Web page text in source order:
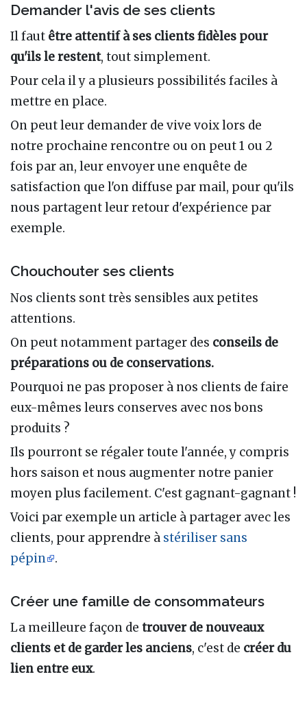
Demander l'avis de ses clients
Il faut être attentif à ses clients fidèles pour
qu'ils le restent, tout simplement.
Pour cela il y a plusieurs possibilités faciles à
mettre en place.
On peut leur demander de vive voix lors de
notre prochaine rencontre ou on peut 1 ou 2
fois par an, leur envoyer une enquête de
satisfaction que l'on diffuse par mail, pour qu'ils
nous partagent leur retour d'expérience par
exemple.
Chouchouter ses clients
Nos clients sont très sensibles aux petites
attentions.
On peut notamment partager des conseils de
préparations ou de conservations.
Pourquoi ne pas proposer à nos clients de faire
eux-mêmes leurs conserves avec nos bons
produits ?
Ils pourront se régaler toute l'année, y compris
hors saison et nous augmenter notre panier
moyen plus facilement. C'est gagnant-gagnant !
Voici par exemple un article à partager avec les
clients, pour apprendre à stériliser sans
pépin
.
Créer une famille de consommateurs
La meilleure façon de trouver de nouveaux
clients et de garder les anciens, c'est de créer du
lien entre eux.